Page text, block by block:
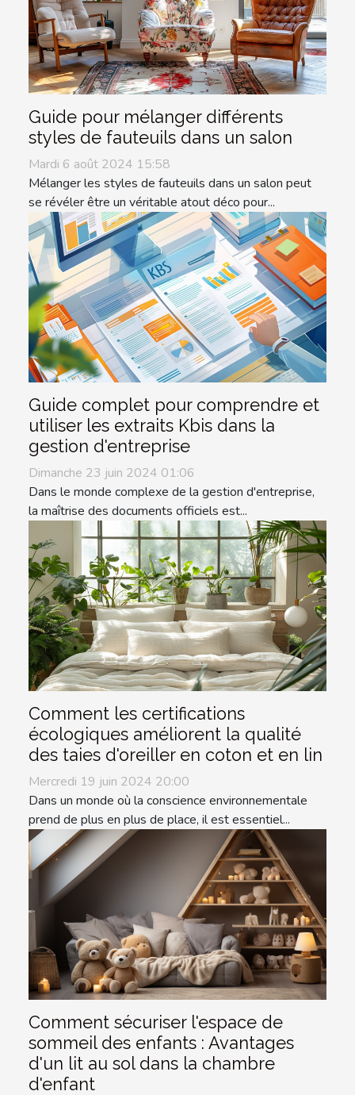
Guide pour mélanger différents
styles de fauteuils dans un salon
Mardi 6 août 2024 15:58
Mélanger les styles de fauteuils dans un salon peut
se révéler être un véritable atout déco pour...
Guide complet pour comprendre et
utiliser les extraits Kbis dans la
gestion d'entreprise
Dimanche 23 juin 2024 01:06
Dans le monde complexe de la gestion d'entreprise,
la maîtrise des documents officiels est...
Comment les certifications
écologiques améliorent la qualité
des taies d'oreiller en coton et en lin
Mercredi 19 juin 2024 20:00
Dans un monde où la conscience environnementale
prend de plus en plus de place, il est essentiel...
Comment sécuriser l'espace de
sommeil des enfants : Avantages
d'un lit au sol dans la chambre
d'enfant